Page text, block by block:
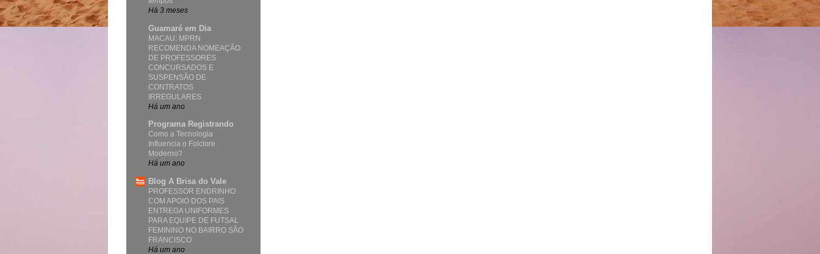
Há 3 meses
Guamaré em Dia
MACAU: MPRN
RECOMENDA NOMEAÇÃO
DE PROFESSORES
CONCURSADOS E
SUSPENSÃO DE
CONTRATOS
IRREGULARES
Há um ano
Programa Registrando
Como a Tecnologia
Influencia o Folclore
Moderno?
Há um ano
Blog A Brisa do Vale
PROFESSOR ENDRINHO
COM APOIO DOS PAIS
ENTREGA UNIFORMES
PARA EQUIPE DE FUTSAL
FEMININO NO BAIRRO SÃO
FRANCISCO
Há um ano